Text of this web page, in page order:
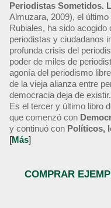
Periodistas Sometidos.
Almuzara, 2009), el
Rubiales, ha sido
periodistas y ciudadanos
profunda crisis del
poder de miles de
agonía del periodismo
de la vieja alianza entre
democracia deja de existir.
Es el tercer y último libro
que comenzó con
y continuó con Políticos,
[Más]
COMPRAR